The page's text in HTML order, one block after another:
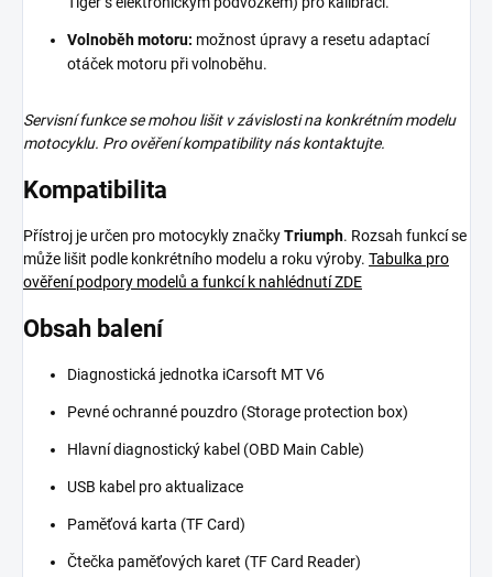
Volnoběh motoru: možnost úpravy a resetu adaptací
otáček motoru při volnoběhu.
Servisní funkce se mohou lišit v závislosti na konkrétním modelu
motocyklu. Pro ověření kompatibility nás kontaktujte.
Kompatibilita
Přístroj je určen pro motocykly značkyTriumph. Rozsah funkcí se
může lišit podle konkrétního modelu a roku výroby. Tabulka pro
ověření podpory modelů a funkcí k nahlédnutí ZDE
Obsah balení
Diagnostická jednotka iCarsoft MT V6
Pevné ochranné pouzdro (Storage protection box)
Hlavní diagnostický kabel (OBD Main Cable)
USB kabel pro aktualizace
Paměťová karta (TF Card)
Čtečka paměťových karet (TF Card Reader)